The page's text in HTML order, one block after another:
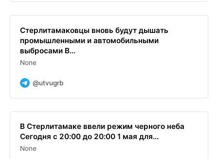
Стерлитамаковцы вновь будут дышать
промышленными и автомобильными
выбросами В...
None
@utvugrb
В Стерлитамаке ввели режим черного неба
Сегодня с 20:00 до 20:00 1 мая для...
None